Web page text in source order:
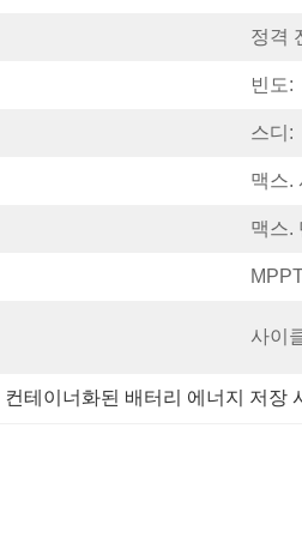
정격
빈도:
스디:
맥스.
맥스.
사이
컨테이너화된 배터리 에너지 저장